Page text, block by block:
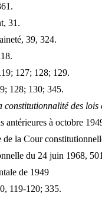
31.
39, 324.
127; 128; 129.
128; 130; 345.
constitutionnalité des
antérieures à octobre
de la Cour
du 24 juin 1968,
de 1949
119-120; 335.